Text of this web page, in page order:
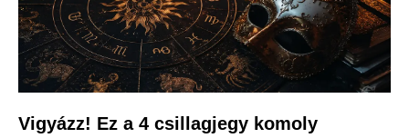
Vigyázz! Ez a 4 csillagjegy komoly